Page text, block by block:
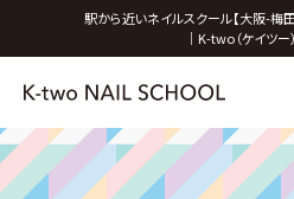
駅から近いネイルスクール【大阪-梅
｜K-two（ケイツー